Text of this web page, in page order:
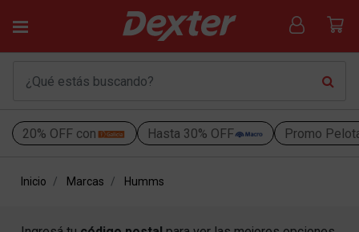
20% OFF con Hasta 30% OFF Promo
Inicio Marcas Humms